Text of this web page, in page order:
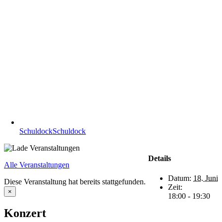
SchuldockSchuldock
Alle Veranstaltungen
Diese Veranstaltung hat bereits stattgefunden.
×
Konzert
Details
Datum: 18. Juni
Zeit:
18:00 - 19:30